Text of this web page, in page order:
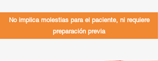
No implica molestias para el paciente, ni requiere
preparación previa